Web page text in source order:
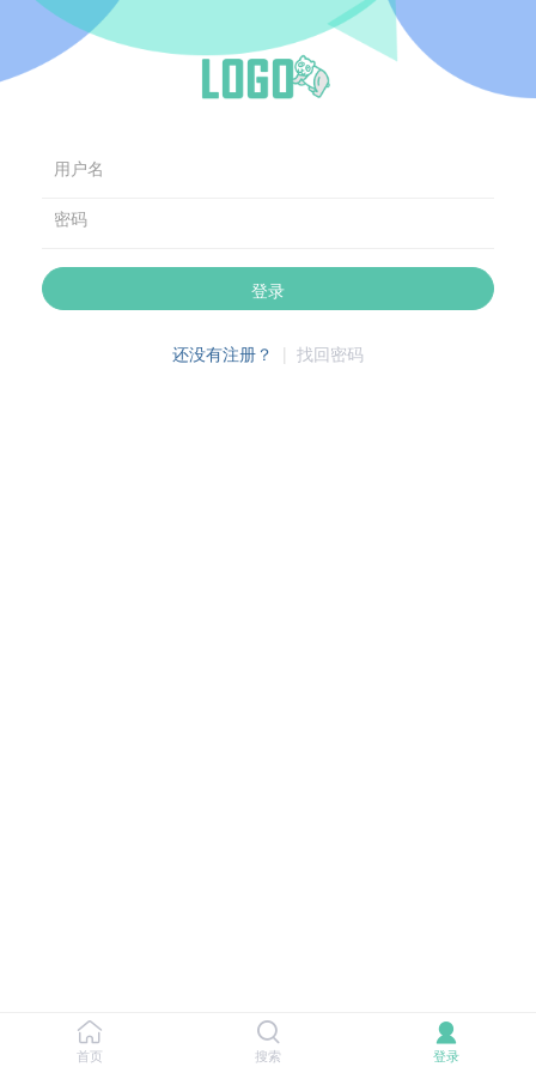
用户名
密码
登录
还没有注册？ | 找回密码
首页 搜索 登录